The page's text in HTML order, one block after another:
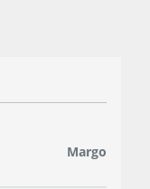
Margo